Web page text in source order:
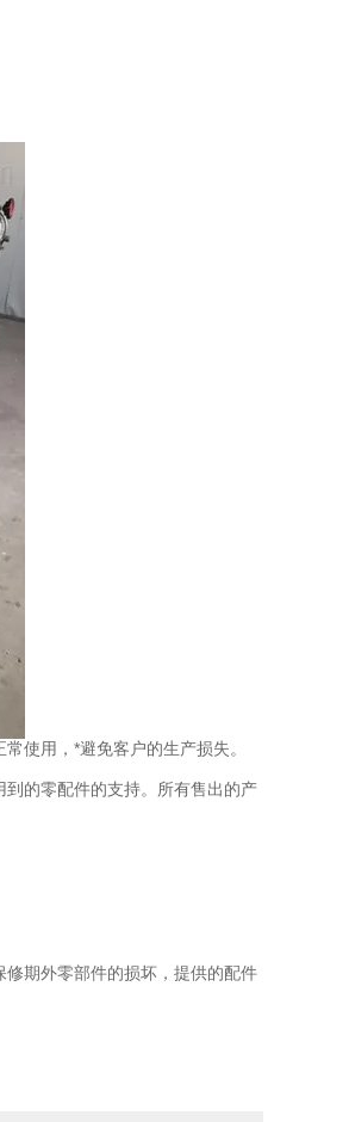
使用，*避免客户的生产损失。
的零配件的支持。所有售出的产
期外零部件的损坏，提供的配件